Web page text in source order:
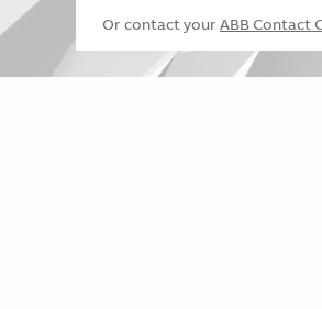
Or contact your ABB Contact